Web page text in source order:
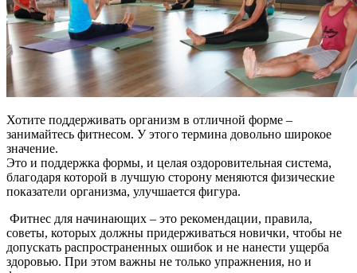
Хотите поддерживать организм в отличной форме –
занимайтесь фитнесом. У этого термина довольно широкое
значение.
Это и поддержка формы, и целая оздоровительная система,
благодаря которой в лучшую сторону меняются физические
показатели организма, улучшается фигура.
Фитнес для начинающих – это рекомендации, правила,
советы, которых должны придерживаться новички, чтобы не
допускать распространенных ошибок и не нанести ущерба
здоровью. При этом важны не только упражнения, но и